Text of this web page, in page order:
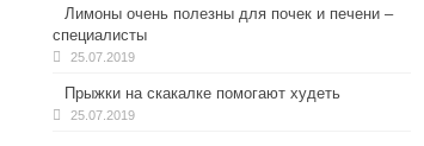
Лимоны очень полезны для почек и печени –
специалисты
25.07.2019
Прыжки на скакалке помогают худеть
25.07.2019